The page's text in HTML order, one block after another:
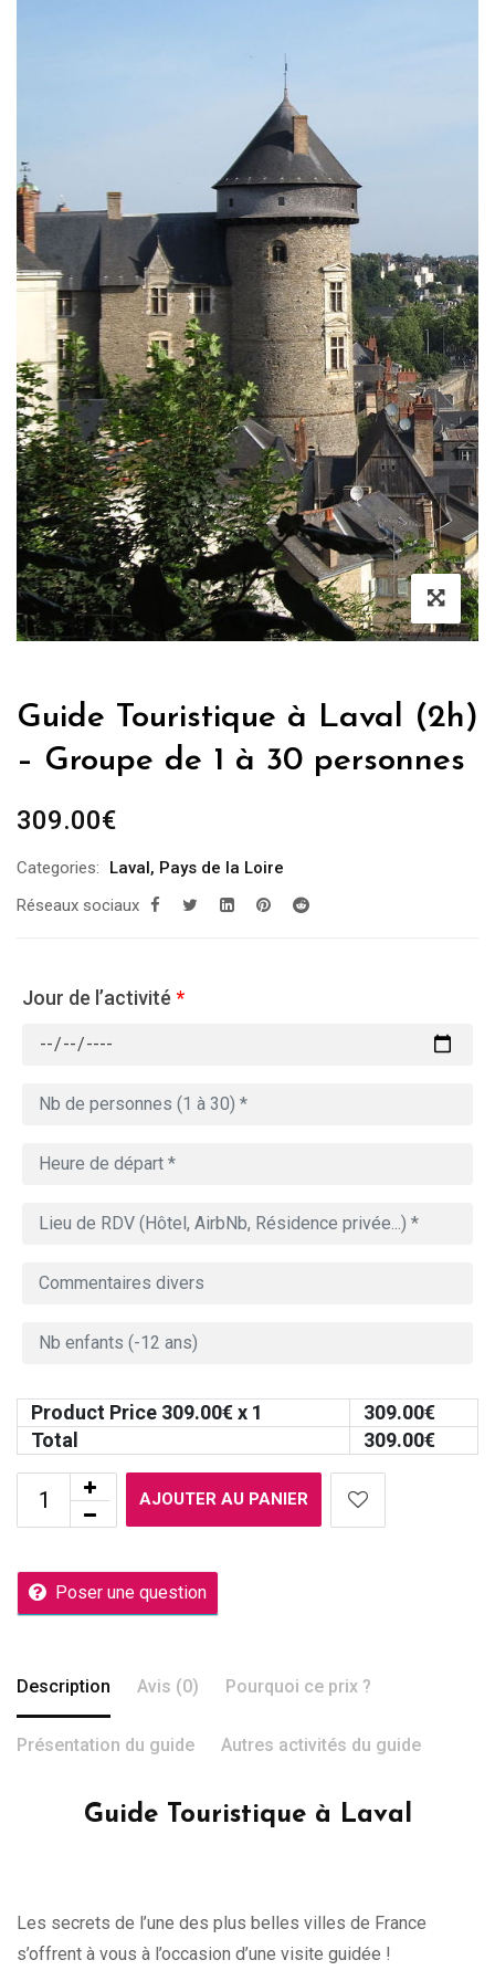
Guide Touristique à Laval (2h)
– Groupe de 1 à 30 personnes
309.00€
Categories: Laval, Pays de la Loire
Réseaux sociaux
Jour de l’activité *
Product Price 309.00€ x 1 309.00€
Total
309.00€
AJOUTER AU PANIER
Poser une question
Description Avis (0) Pourquoi ce prix ?
Présentation du guide Autres activités du guide
Guide Touristique à Laval
Les secrets de l’une des plus belles villes de France
s’offrent à vous à l’occasion d’une visite guidée !